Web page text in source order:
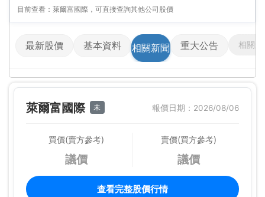
目前查看：萊爾富國際，可直接查詢其他公司股價
最新股價 基本資料 相關新聞 重大公告 相關影
萊爾富國際 未 報價日期：2026/08/06
買價(賣方參考)
議價
賣價(買方參考)
議價
查看完整股價行情